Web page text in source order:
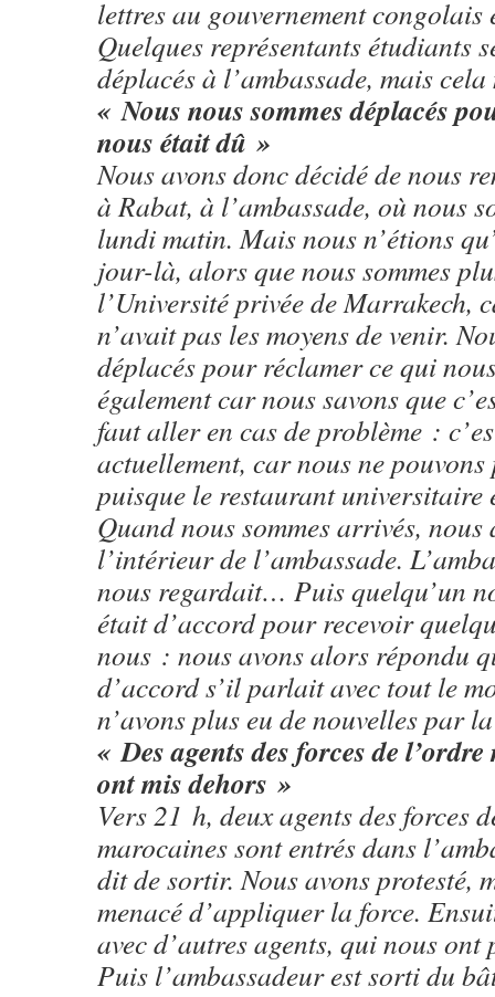
lettres au gouvernement congolais
Quelques représentants étudiants
déplacés à l’ambassade, mais
« Nous nous sommes déplacés
nous était dû »
Nous avons donc décidé de nous
à Rabat, à l’ambassade, où nous
lundi matin. Mais nous n’étions
jour-là, alors que nous sommes
l’Université privée de Marrakech,
n’avait pas les moyens de venir.
déplacés pour réclamer ce qui
également car nous savons que
faut aller en cas de problème :
actuellement, car nous ne pouvons
puisque le restaurant universitaire
Quand nous sommes arrivés,
l’intérieur de l’ambassade.
nous regardait… Puis quelqu’un
était d’accord pour recevoir
nous : nous avons alors répondu
d’accord s’il parlait avec tout le
n’avons plus eu de nouvelles par
« Des agents des forces de
ont mis dehors »
Vers 21 h, deux agents des forces
marocaines sont entrés dans
dit de sortir. Nous avons protesté,
menacé d’appliquer la force.
avec d’autres agents, qui nous ont
Puis l’ambassadeur est sorti du